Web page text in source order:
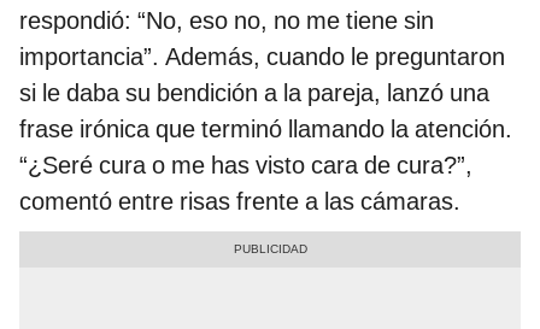
respondió: “No, eso no, no me tiene sin
importancia”. Además, cuando le preguntaron
si le daba su bendición a la pareja, lanzó una
frase irónica que terminó llamando la atención.
“¿Seré cura o me has visto cara de cura?”,
comentó entre risas frente a las cámaras.